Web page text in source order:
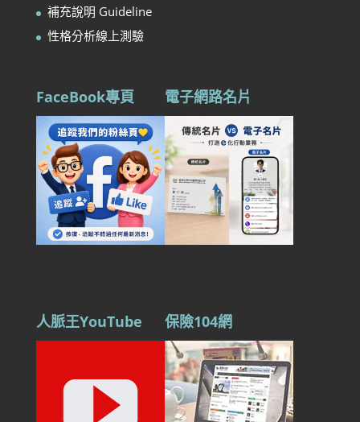
補充說明 Guideline
性格分析線上測驗
FaceBook專頁 電子網路名片
人脈王YouTube 保險104網